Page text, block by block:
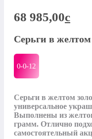
68 985,00c
Серьги в желтом
0-0-12
Серьги в желтом
универсальное
Выполнены из
грамм. Отлично